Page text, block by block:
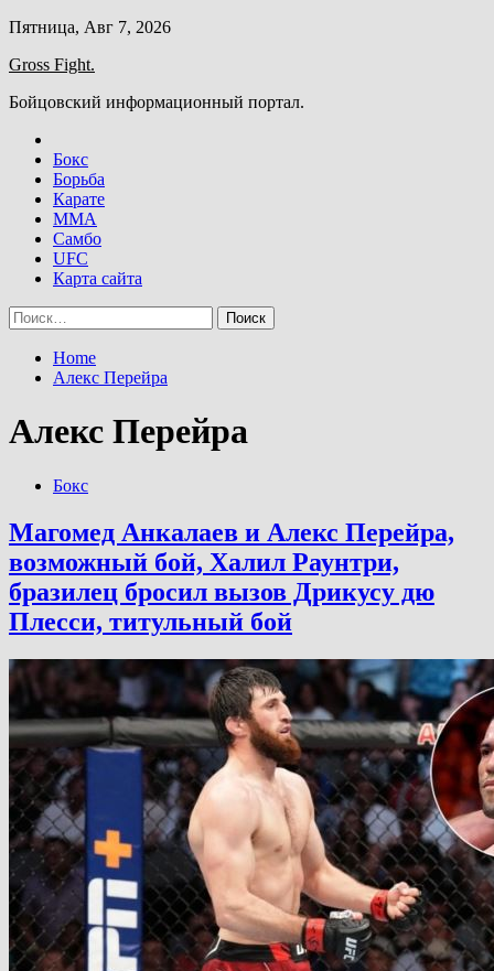
Skip
content
Пятница, Авг 7, 2026
Gross Fight.
Бойцовский информационный портал.
Бокс
Борьба
Карате
ММА
Самбо
UFC
Карта сайта
Найти:
Home
Алекс Перейра
Алекс Перейра
Бокс
Магомед Анкалаев и Алекс Перейра,
возможный бой, Халил Раунтри,
бразилец бросил вызов Дрикусу дю
Плесси, титульный бой